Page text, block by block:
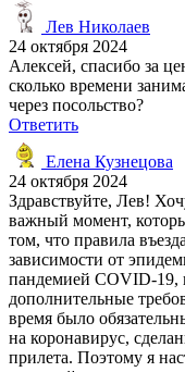
Лев Николаев
24 октября 2024
Алексей, спасибо за
сколько времени
через посольство?
Ответить
Елена Кузнецова
24 октября 2024
Здравствуйте, Лев!
важный момент,
том, что правила
зависимости от
пандемией COVID-19,
дополнительные
время было
на коронавирус,
прилета. Поэтому я